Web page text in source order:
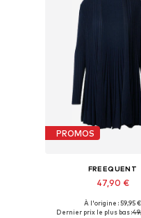
PROMOS
FREEQUENT
47,90 €
Tailles disponibles: S,
À l'origine : 59,95 €
Dernier prix le plus bas :